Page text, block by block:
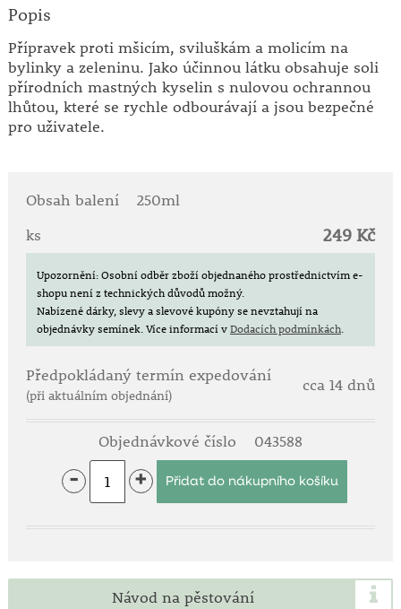
Popis
Přípravek proti mšicím, sviluškám a molicím na
bylinky a zeleninu. Jako účinnou látku obsahuje soli
přírodních mastných kyselin s nulovou ochrannou
lhůtou, které se rychle odbourávají a jsou bezpečné
pro uživatele.
Obsah balení
250ml
ks
249 Kč
Upozornění: Osobní odběr zboží objednaného prostřednictvím e-
shopu není z technických důvodů možný.
Nabízené dárky, slevy a slevové kupóny se nevztahují na
objednávky semínek.Více informací vDodacích podmínkách.
Předpokládaný termín expedování
(při aktuálním objednání)
cca 14 dnů
Objednávkové číslo 043588
- +
Návod na pěstování